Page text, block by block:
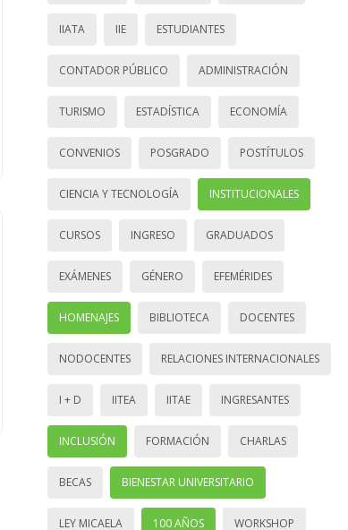
IIATA IIE ESTUDIANTES
CONTADOR PÚBLICO ADMINISTRACIÓN
TURISMO ESTADÍSTICA ECONOMÍA
CONVENIOS POSGRADO POSTÍTULOS
CIENCIA Y TECNOLOGÍA INSTITUCIONALES
CURSOS INGRESO GRADUADOS
EXÁMENES GÉNERO EFEMÉRIDES
HOMENAJES BIBLIOTECA DOCENTES
NODOCENTES RELACIONES INTERNACIONALES
I + D IITEA IITAE INGRESANTES
INCLUSIÓN FORMACIÓN CHARLAS
BECAS BIENESTAR UNIVERSITARIO
LEY MICAELA 100 AÑOS WORKSHOP